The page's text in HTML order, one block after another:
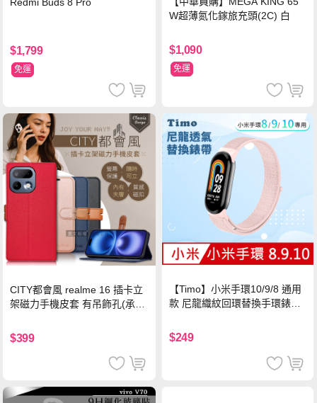
$1,799
免運
W超薄氮化鎵旅充頭(2C) 白
$1,090
免運
CITY都會風 realme 16 插卡立
架磁力手機皮套 有吊飾孔(承諾
$399
【Timo】小米手環10/9/8 通用
款 尼龍織紋回環替換手環錶帶-
$249